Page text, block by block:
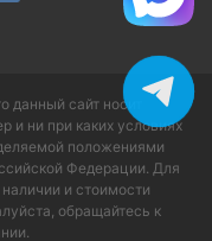
сайт носит
и ни при каких условиях
положениями
Федерации. Для
и стоимости
обращайтесь к